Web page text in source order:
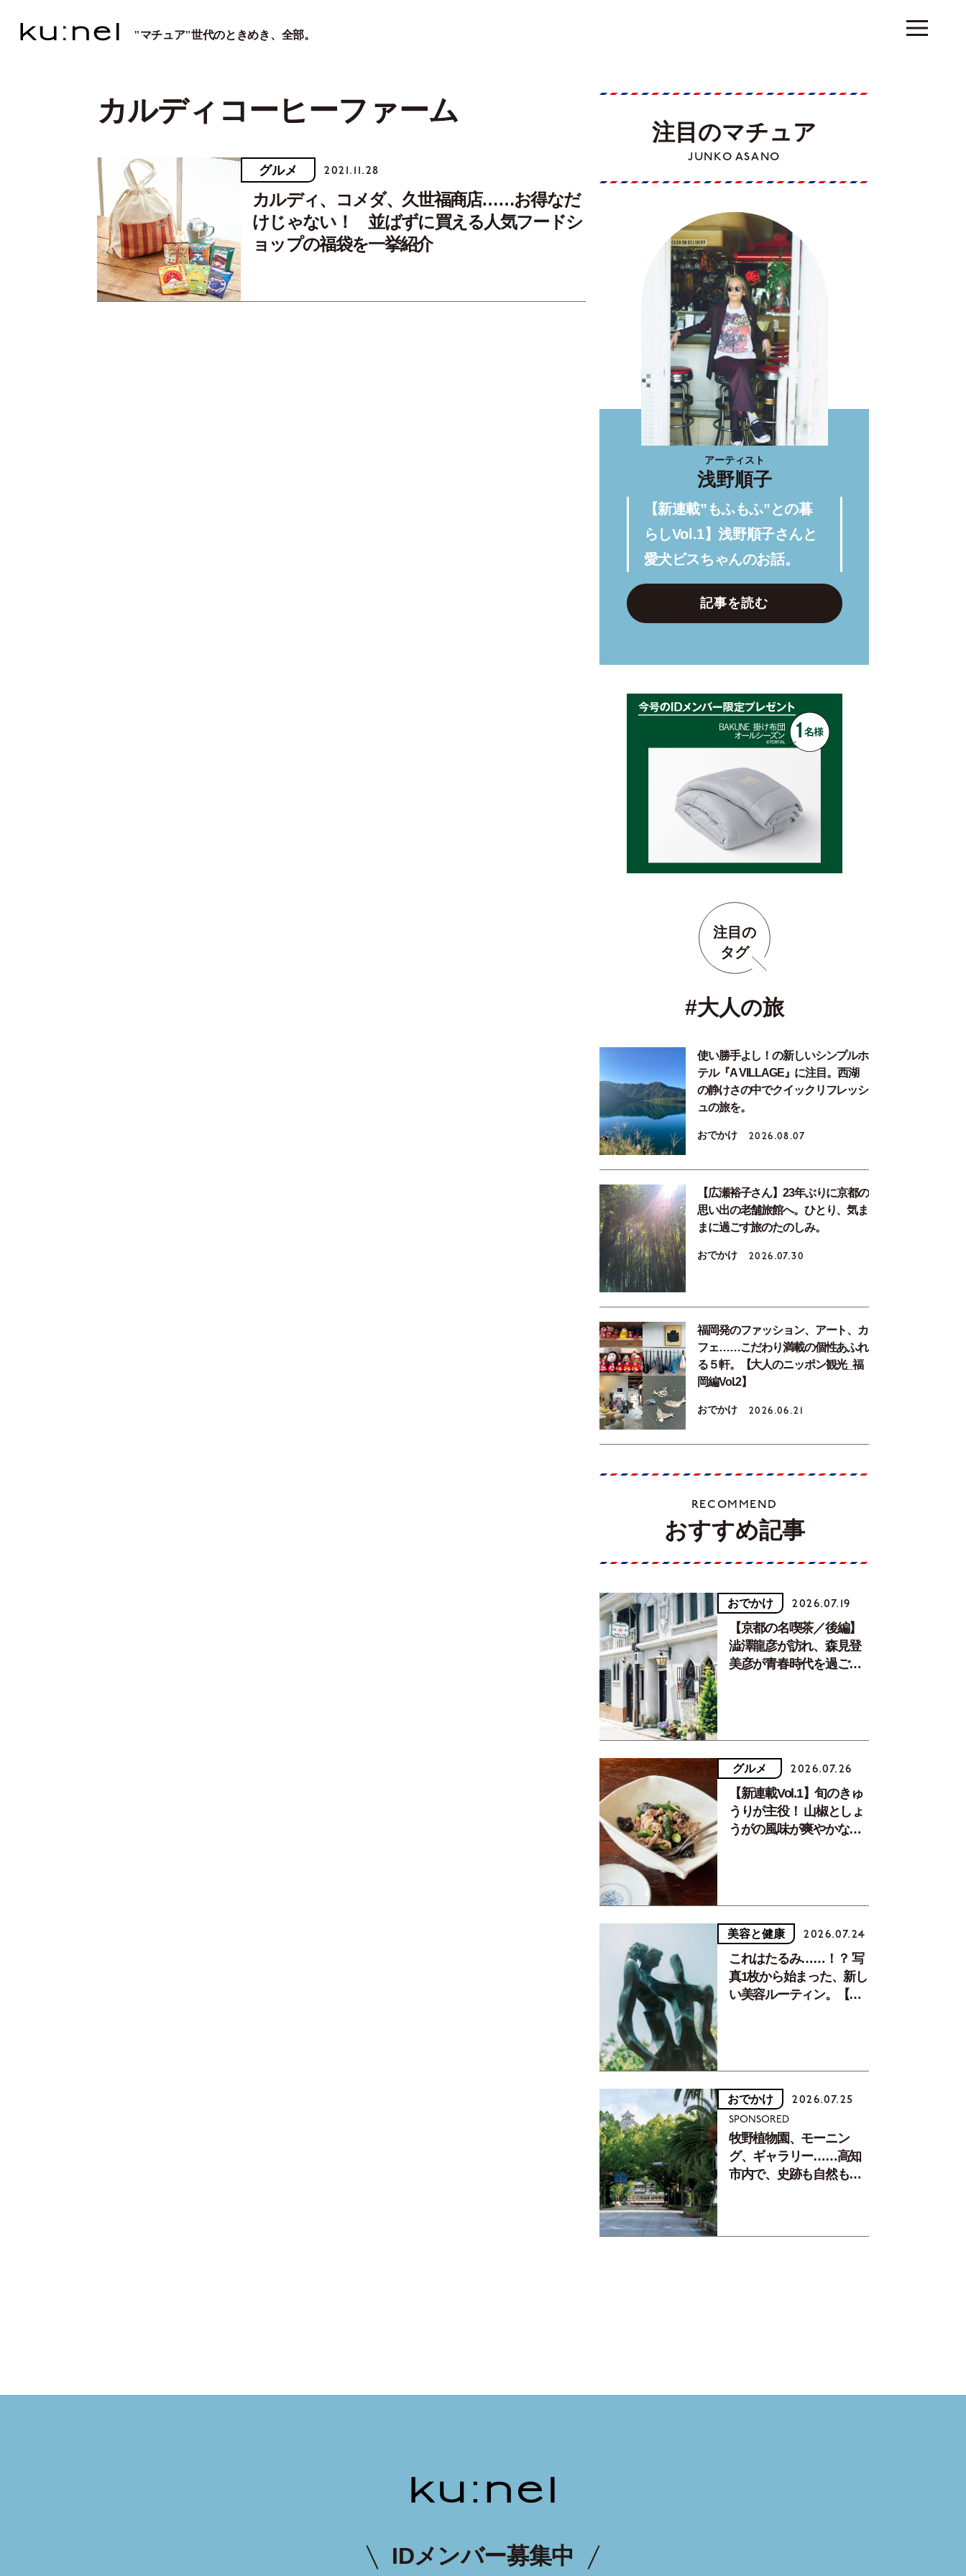
"マチュア"世代のときめき、全部。
カルディコーヒーファーム
グルメ 2021.11.28
カルディ、コメダ、久世福商店……お得なだ
けじゃない！ 並ばずに買える人気フードシ
ョップの福袋を一挙紹介
注目のマチュア
JUNKO ASANO
アーティスト
浅野順子
【新連載”もふもふ”との暮
らしVol.1】浅野順子さんと
愛犬ビスちゃんのお話。
記事を読む
注目の
タグ
#大人の旅
使い勝手よし！の新しいシンプルホ
テル『A VILLAGE』に注目。西湖
の静けさの中でクイックリフレッシ
ュの旅を。
おでかけ 2026.08.07
【広瀬裕子さん】23年ぶりに京都の
思い出の老舗旅館へ。ひとり、気ま
まに過ごす旅のたのしみ。
おでかけ 2026.07.30
福岡発のファッション、アート、カ
フェ……こだわり満載の個性あふれ
る５軒。【大人のニッポン観光_福
岡編Vol.2】
おでかけ 2026.06.21
RECOMMEND
おすすめ記事
おでかけ 2026.07.19
【京都の名喫茶／後編】
澁澤龍彦が訪れ、森見登
美彦が青春時代を過ごし
グルメ 2026.07.26
【新連載Vol.1】旬のきゅ
うりが主役！ 山椒としょ
うがの風味が爽やかな、
美容と健康 2026.07.24
これはたるみ……！？ 写
真1枚から始まった、新し
い美容ルーティン。【中
おでかけ 2026.07.25
SPONSORED
牧野植物園、モーニン
グ、ギャラリー……高知
市内で、史跡も自然もグ
IDメンバー募集中